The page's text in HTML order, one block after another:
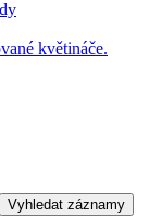
Vyhledat záznamy